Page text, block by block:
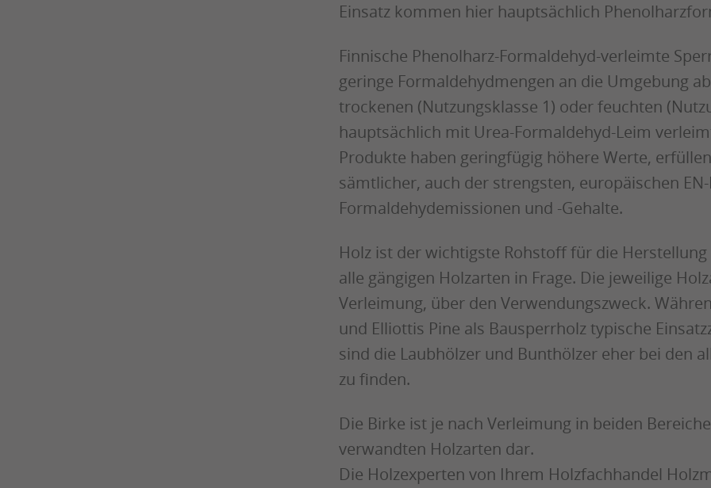
Einsatz kommen hier hauptsächlich
Finnische Phenolharz-Formaldehyd-verleimte
geringe Formaldehydmengen an die Umgebung
trockenen (Nutzungsklasse 1) oder feuchten
hauptsächlich mit Urea-Formaldehyd-Leim
Produkte haben geringfügig höhere Werte,
sämtlicher, auch der strengsten, europäischen
Formaldehydemissionen und -Gehalte.
Holz ist der wichtigste Rohstoff für die
alle gängigen Holzarten in Frage. Die jeweilige
Verleimung, über den Verwendungszweck.
und Elliottis Pine als Bausperrholz typische
sind die Laubhölzer und Bunthölzer eher bei den
zu finden.
Die Birke ist je nach Verleimung in beiden
verwandten Holzarten dar.
Die Holzexperten von Ihrem Holzfachhandel